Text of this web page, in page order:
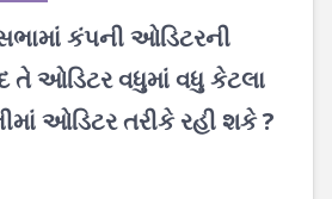
કંપની ઓડિટરની
તે ઓડિટર વધુમાં વધુ કેટલા
ઓડિટર તરીકે રહી શકે ?